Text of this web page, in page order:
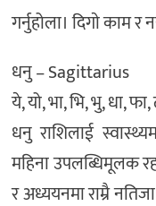
गर्नुहोला। दिगाे काम र
धनु – Sagittarius
ये, यो, भा, भि, भु, धा,
धनु राशिलाई
महिना उपलब्धिमूलक
र अध्ययनमा राम्रै